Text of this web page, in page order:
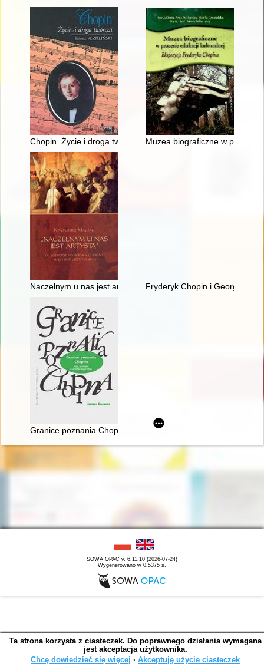
Chopin. Życie i droga twórcza Muzea biograficzne w
Naczelnym u nas jest artystą". O legendzie Fryderyka
Fryderyk Chopin i George
Granice poznania Chopina. Płeć, historia i gatunek muzyczny
SOWA OPAC v. 6.11.10 (2026-07-24)
Wygenerowano w 0,5375 s.
Ta strona korzysta z ciasteczek. Do poprawnego działania wymagana
jest akceptacja użytkownika.
Chcę dowiedzieć się więcej ∙ Akceptuję użycie ciasteczek